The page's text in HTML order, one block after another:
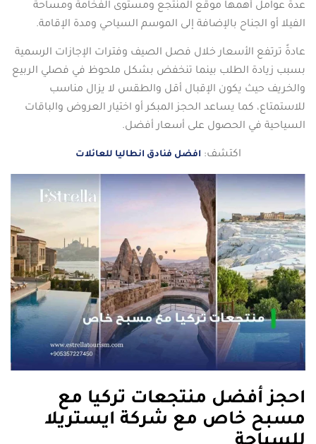
عدة عوامل أهمها موقع المنتجع ومستوى الفخامة ومساحة
الفيلا أو الجناح بالإضافة إلى الموسم السياحي ومدة الإقامة.
عادةً ترتفع الأسعار خلال فصل الصيف وفترات الإجازات الرسمية
بسبب زيادة الطلب بينما تنخفض بشكل ملحوظ في فصلي الربيع
والخريف حيث يكون الإقبال أقل والطقس لا يزال مناسب
للاستمتاع، كما يساعد الحجز المبكر أو اختيار العروض والباقات
السياحية في الحصول على أسعار أفضل.
اكتشف: افضل فنادق انطاليا للعائلات
احجز أفضل منتجعات تركيا مع
مسبح خاص مع شركة ايستريلا